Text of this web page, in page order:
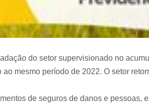
do setor supervisionado no
ao mesmo período de 2022. O setor
de seguros de danos e pessoas,